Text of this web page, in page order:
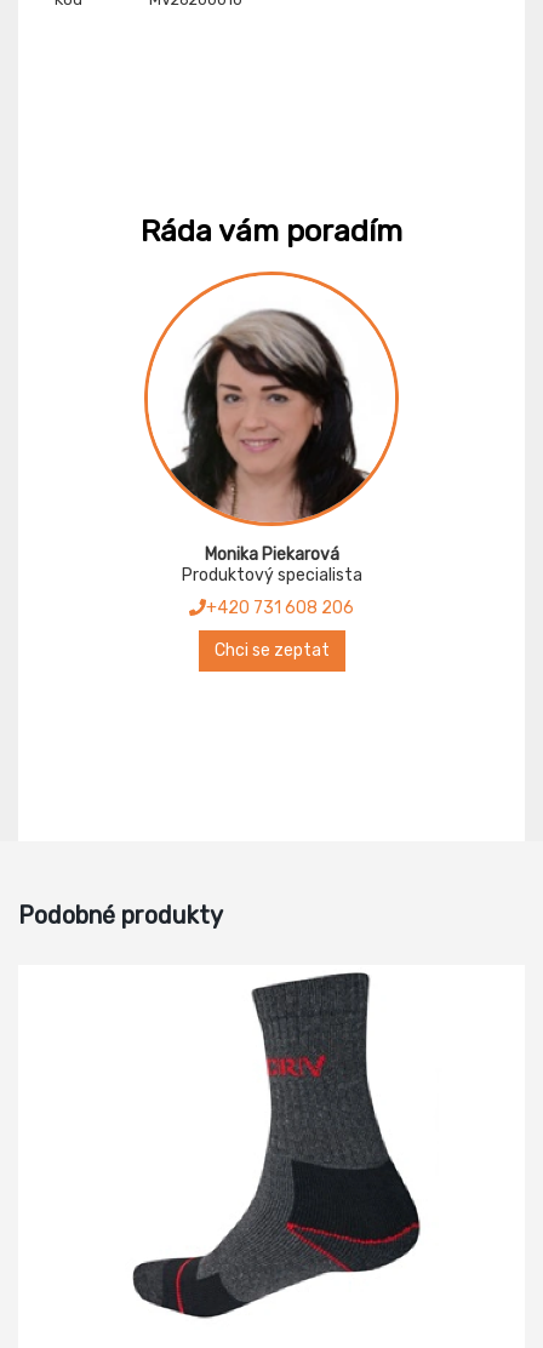
Ráda vám poradím
Monika Piekarová
Produktový specialista
+420 731 608 206
Chci se zeptat
Podobné produkty